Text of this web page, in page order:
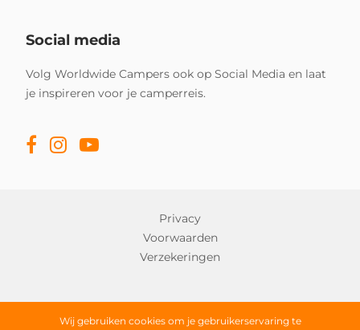
Wij gebruiken cookies om je gebruikerservaring te
Social media
Volg Worldwide Campers ook op Social Media en laat
je inspireren voor je camperreis.
Privacy
Voorwaarden
Verzekeringen
Copyright © 2026 Worldwide Campers